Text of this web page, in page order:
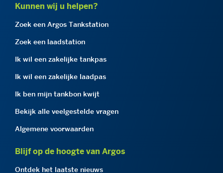
Kunnen wij u helpen?
Zoek een Argos Tankstation
Zoek een laadstation
Ik wil een zakelijke tankpas
Ik wil een zakelijke laadpas
Ik ben mijn tankbon kwijt
Bekijk alle veelgestelde vragen
Algemene voorwaarden
Blijf op de hoogte van Argos
Ontdek het laatste nieuws